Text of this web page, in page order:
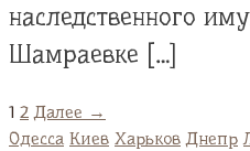
наследственного
Шамраевке […]
1 2 Далее →
Одесса Киев Харьков Днепр